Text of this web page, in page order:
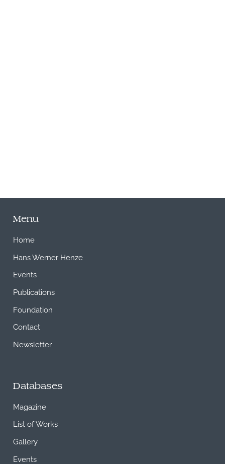
Menu
Home
Hans Werner Henze
Events
Publications
Foundation
Contact
Newsletter
Databases
Magazine
List of Works
Gallery
Events